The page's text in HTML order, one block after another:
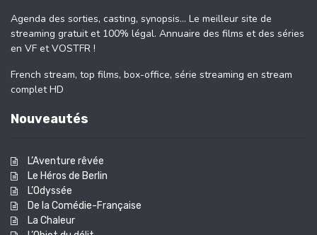
Agenda des sorties, casting, synopsis… Le meilleur site de
streaming gratuit et 100% légal. Annuaire des films et des séries
en VF et VOSTFR !
French stream, top films, box-office, série streaming en stream
complet HD
Nouveautés
L’Aventure rêvée
Le Héros de Berlin
L’Odyssée
De la Comédie-Française
La Chaleur